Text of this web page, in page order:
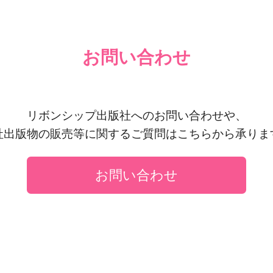
お問い合わせ
リボンシップ出版社へのお問い合わせや、
出版物の販売等に関するご質問はこちらから承りま
お問い合わせ